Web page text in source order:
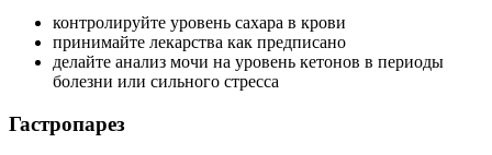
контролируйте уровень сахара в крови
принимайте лекарства как предписано
делайте анализ мочи на уровень кетонов в периоды
болезни или сильного стресса
Гастропарез